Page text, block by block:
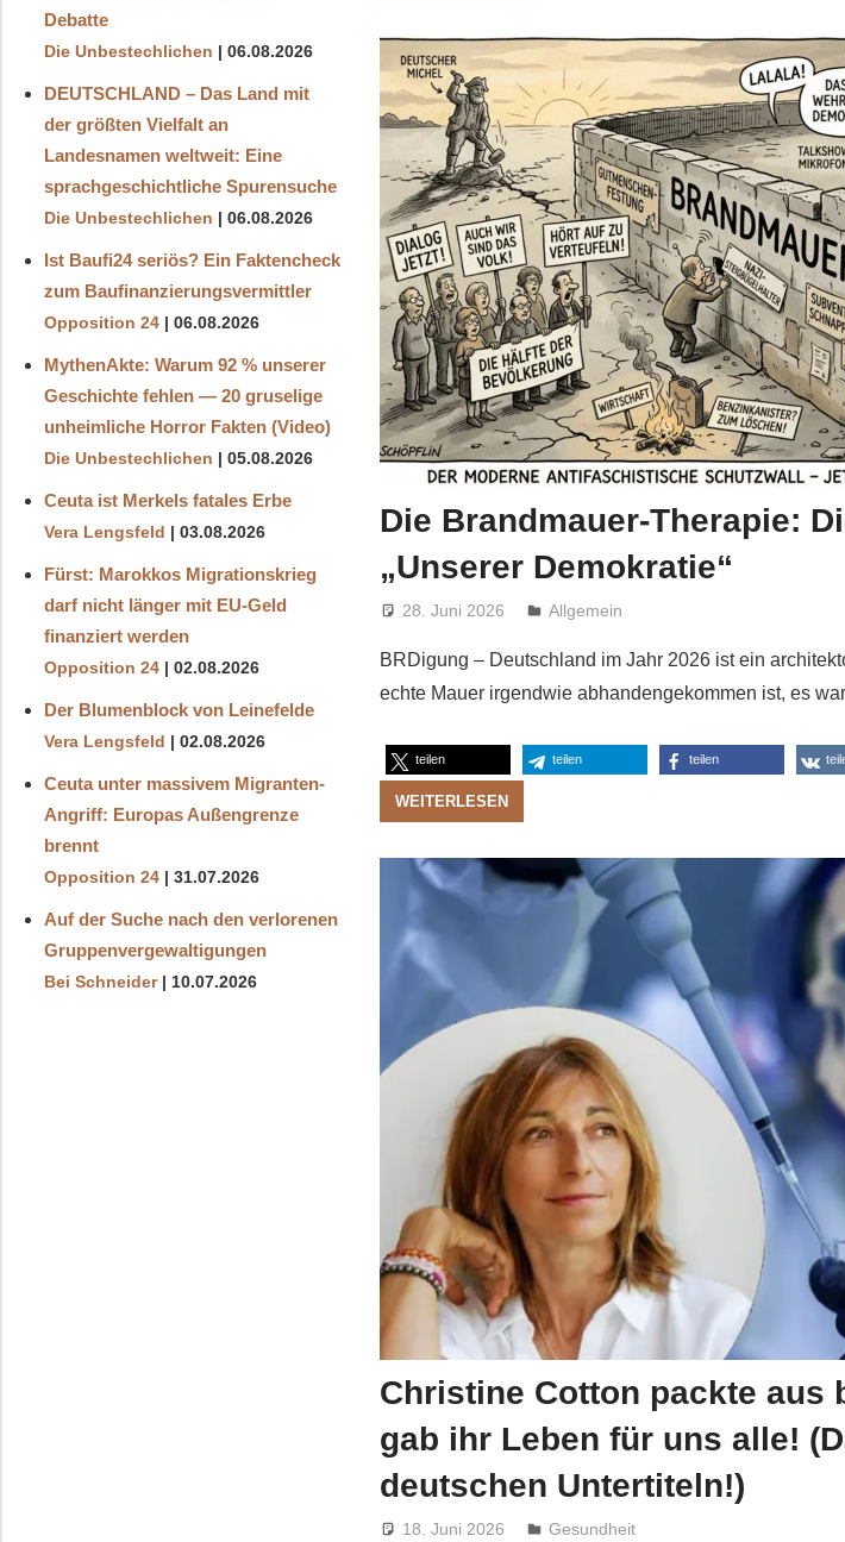
Die Brandmauer-Therapie:
„Unserer Demokratie“
28. Juni 2026 Niki Vogt
Allgemein
BRDigung – Deutschland im Jahr 2026 ist ein
echte Mauer irgendwie abhandengekommen ist, es
teilen teilen teilen
WEITERLESEN
Christine Cotton packte aus
gab ihr Leben für uns alle!
deutschen Untertiteln!)
18. Juni 2026 Niki Vogt
Gesundheit
Debatte
Die Unbestechlichen 06.08.2026
DEUTSCHLAND – Das Land mit
der größten Vielfalt an
Landesnamen weltweit: Eine
sprachgeschichtliche Spurensuche
Die Unbestechlichen 06.08.2026
Ist Baufi24 seriös? Ein Faktencheck
zum Baufinanzierungsvermittler
Opposition 24 06.08.2026
MythenAkte: Warum 92 % unserer
Geschichte fehlen — 20 gruselige
unheimliche Horror Fakten (Video)
Die Unbestechlichen 05.08.2026
Ceuta ist Merkels fatales Erbe
Vera Lengsfeld 03.08.2026
Fürst: Marokkos Migrationskrieg
darf nicht länger mit EU-Geld
finanziert werden
Opposition 24 02.08.2026
Der Blumenblock von Leinefelde
Vera Lengsfeld 02.08.2026
Ceuta unter massivem Migranten-
Angriff: Europas Außengrenze
brennt
Opposition 24 31.07.2026
Auf der Suche nach den verlorenen
Gruppenvergewaltigungen
Bei Schneider 10.07.2026